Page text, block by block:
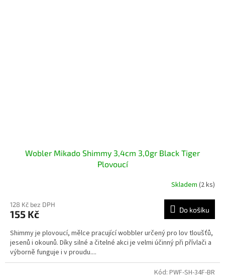
Wobler Mikado Shimmy 3,4cm 3,0gr Black Tiger
Plovoucí
Skladem (2 ks)
128 Kč bez DPH
155 Kč Do košíku
Shimmy je plovoucí, mělce pracující wobbler určený pro lov tloušťů,
jesenů i okounů. Díky silné a čitelné akci je velmi účinný při přívlači a
výborně funguje i v proudu....
Kód: PWF-SH-34F-BR